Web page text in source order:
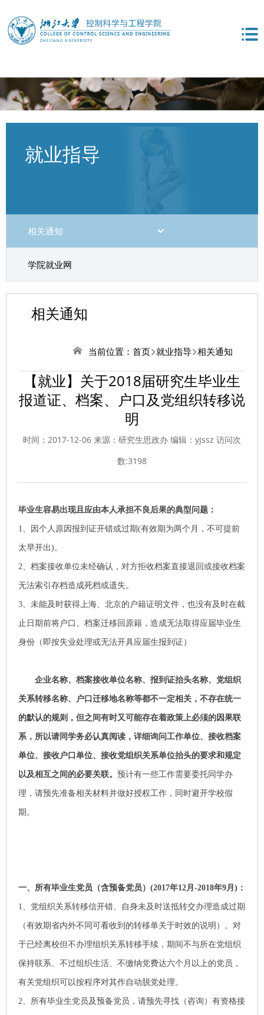
就业指导
相关通知
学院就业网
相关通知
当前位置： 首页 就业指导 相关通知
【就业】关于2018届研究生毕业生
报道证、档案、户口及党组织转移说
明
时间：2017-12-06 来源：研究生思政办 编辑：yjssz 访问次
数:3198
毕业生容易出现且应由本人承担不良后果的典型问题：
1、因个人原因报到证开错或过期(有效期为两个月，不可提前
太早开出)。
2、档案接收单位未经确认，对方拒收档案直接退回或接收档案
无法索引存档造成死档或遗失。
3、未能及时获得上海、北京的户籍证明文件，也没有及时在截
止日期前将户口、档案迁移回原籍，造成无法取得应届毕业生
身份（即按失业处理或无法开具应届生报到证）
企业名称、档案接收单位名称、报到证抬头名称、党组织
关系转移名称、户口迁移地名称等都不一定相关，不存在统一
的默认的规则，但之间有时又可能存在着政策上必须的因果联
系，所以请同学务必认真阅读，详细询问工作单位、接收档案
单位、接收户口单位、接收党组织关系单位抬头的要求和规定
以及相互之间的必要关联。 预计有一些工作需要委托同学办
理，请预先准备相关材料并做好授权工作，同时避开学校假
期。
一、所有毕业生党员（含预备党员） (2017年12月-2018年9月) ：
1、 党组织关系转移信开错、自身未及时送抵转交办理造成过期
（有效期省内外不同可看收到的转移单关于时效的说明）。对
于已经离校但不办理组织关系转移手续，期间不与所在党组织
保持联系、不过组织生活、不缴纳党费达六个月以上的党员，
有关党组织可以按程序对其作自动脱党处理。
2、所有毕业生党员及预备党员，请预先寻找（咨询）有资格接